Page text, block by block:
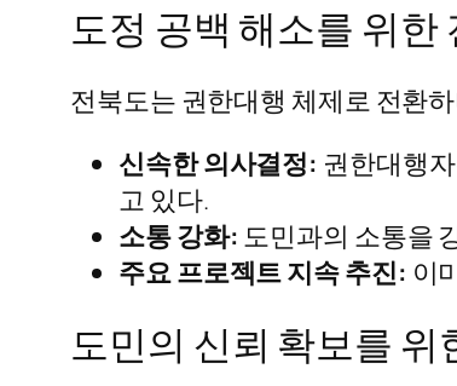
도정 공백 해소를 위한
전북도는 권한대행 체제로 전환
신속한 의사결정: 권한대행
고 있다.
소통 강화: 도민과의 소통을
주요 프로젝트 지속 추진: 이
도민의 신뢰 확보를 위